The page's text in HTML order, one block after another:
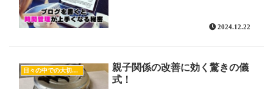
2024.12.22
日々の中での大切な気付き
親子関係の改善に効く驚きの儀
式！